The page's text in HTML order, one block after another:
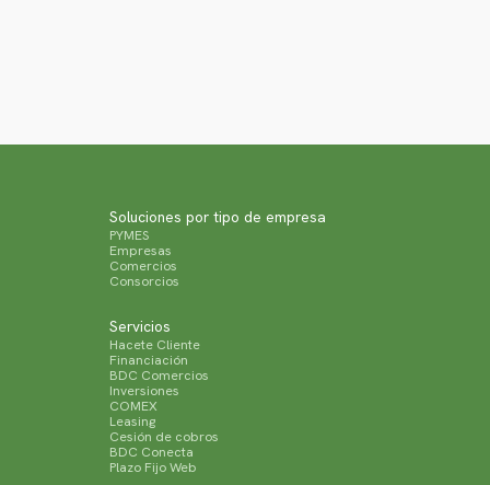
Soluciones por tipo de empresa
PYMES
Empresas
Comercios
Consorcios
Servicios
Hacete Cliente
Financiación
BDC Comercios
Inversiones
COMEX
Leasing
Cesión de cobros
BDC Conecta
Plazo Fijo Web